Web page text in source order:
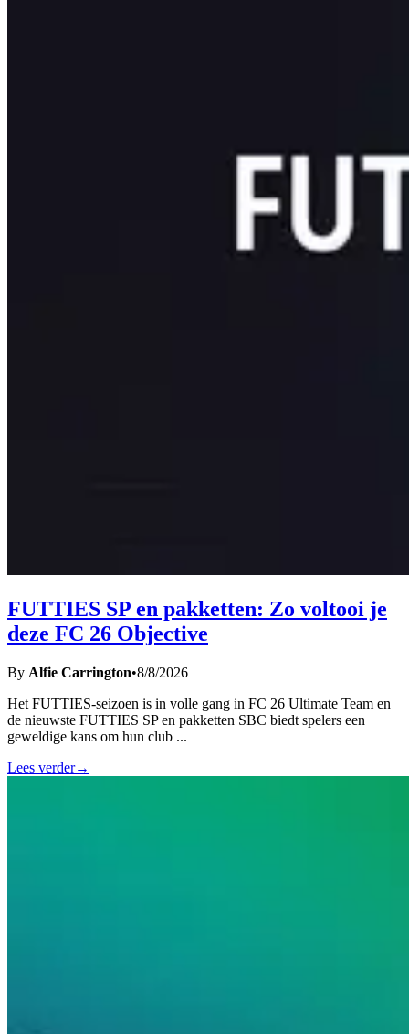
FUTTIES SP en pakketten: Zo voltooi je
deze FC 26 Objective
By Alfie Carrington•8/8/2026
Het FUTTIES-seizoen is in volle gang in FC 26 Ultimate Team en
de nieuwste FUTTIES SP en pakketten SBC biedt spelers een
geweldige kans om hun club ...
Lees verder→